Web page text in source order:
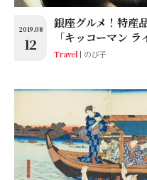
2019.08
12
銀座グルメ！特産
「キッコーマン
Travel のび子